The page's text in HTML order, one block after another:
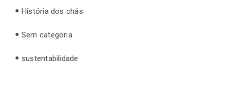
História dos chás
Sem categoria
sustentabilidade